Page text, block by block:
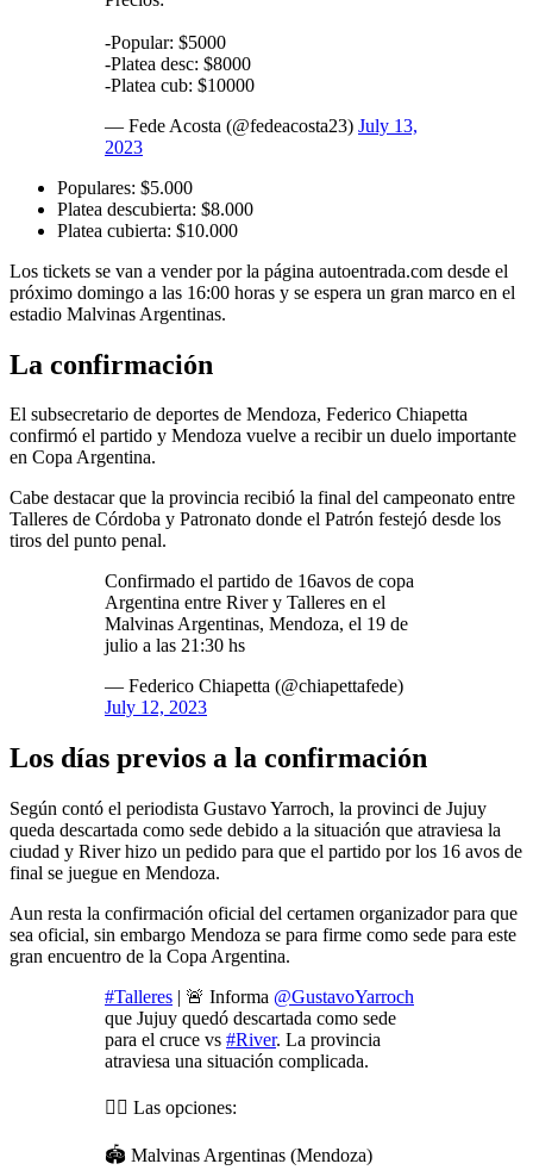
-Popular: $5000
-Platea desc: $8000
-Platea cub: $10000
— Fede Acosta (@fedeacosta23) July 13,
2023
Populares: $5.000
Platea descubierta: $8.000
Platea cubierta: $10.000
Los tickets se van a vender por la página autoentrada.com desde el
próximo domingo a las 16:00 horas y se espera un gran marco en el
estadio Malvinas Argentinas.
La confirmación
El subsecretario de deportes de Mendoza, Federico Chiapetta
confirmó el partido y Mendoza vuelve a recibir un duelo importante
en Copa Argentina.
Cabe destacar que la provincia recibió la final del campeonato entre
Talleres de Córdoba y Patronato donde el Patrón festejó desde los
tiros del punto penal.
Confirmado el partido de 16avos de copa
Argentina entre River y Talleres en el
Malvinas Argentinas, Mendoza, el 19 de
julio a las 21:30 hs
— Federico Chiapetta (@chiapettafede)
July 12, 2023
Los días previos a la confirmación
Según contó el periodista Gustavo Yarroch, la provinci de Jujuy
queda descartada como sede debido a la situación que atraviesa la
ciudad y River hizo un pedido para que el partido por los 16 avos de
final se juegue en Mendoza.
Aun resta la confirmación oficial del certamen organizador para que
sea oficial, sin embargo Mendoza se para firme como sede para este
gran encuentro de la Copa Argentina.
#Talleres | 🚨 Informa @GustavoYarroch
que Jujuy quedó descartada como sede
para el cruce vs #River. La provincia
atraviesa una situación complicada.
✍🏼 Las opciones:
🏟 Malvinas Argentinas (Mendoza)